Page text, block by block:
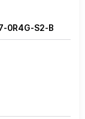
0R4G-S2-B